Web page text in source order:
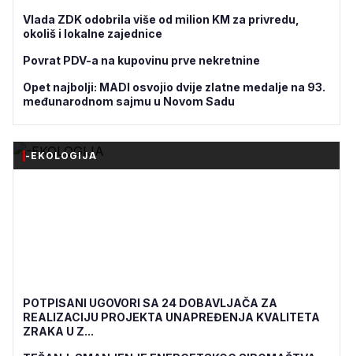
Vlada ZDK odobrila više od milion KM za privredu,
okoliš i lokalne zajednice
Povrat PDV-a na kupovinu prve nekretnine
Opet najbolji: MADI osvojio dvije zlatne medalje na 93.
međunarodnom sajmu u Novom Sadu
-EKOLOGIJA
POTPISANI UGOVORI SA 24 DOBAVLJAČA ZA
REALIZACIJU PROJEKTA UNAPREĐENJA KVALITETA
ZRAKA U Z...